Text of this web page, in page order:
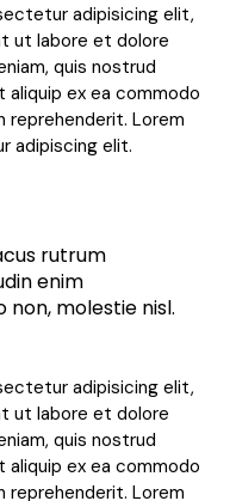
adipisicing elit,
ut labore et dolore
quis nostrud
ex ea commodo
reprehenderit. Lorem
adipiscing elit.
rutrum
enim
molestie nisl.
adipisicing elit,
ut labore et dolore
quis nostrud
ex ea commodo
reprehenderit. Lorem